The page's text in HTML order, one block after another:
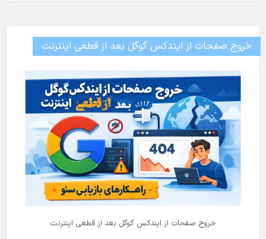
خروج صفحات از ایندکس گوگل بعد از قطعی اینترنت
خروج صفحات از ایندکس گوگل بعد از قطعی اینترنت